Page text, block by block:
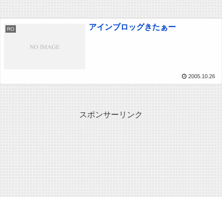
RO アインブロッグきたぁー
2005.10.26
スポンサーリンク